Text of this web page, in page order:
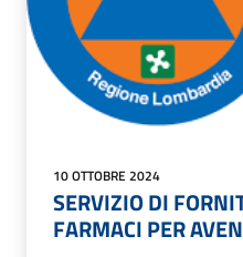
10 OTTOBRE 2024
SERVIZIO DI
FARMACI PER